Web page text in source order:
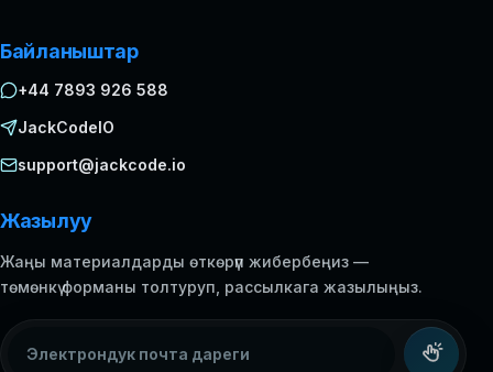
Байланыштар
+44 7893 926 588
JackCodeIO
support@jackcode.io
Жазылуу
Жаңы материалдарды өткөрүп жибербеңиз —
төмөнкү форманы толтуруп, рассылкага жазылыңыз.